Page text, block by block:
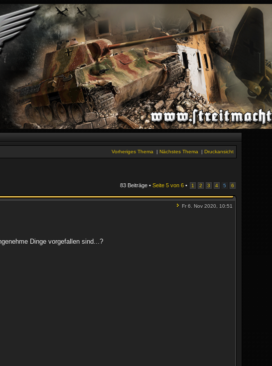
Druckansicht
Nächstes Thema |
Vorheriges Thema |
83 Beiträge • Seite 5 von 6 • 1 2 3 4 5 6
Fr 6. Nov 2020, 10:51
Dinge vorgefallen sind...?